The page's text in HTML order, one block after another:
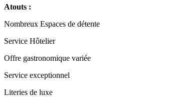
Atouts :
Nombreux Espaces de détente
Service Hôtelier
Offre gastronomique variée
Service exceptionnel
Literies de luxe